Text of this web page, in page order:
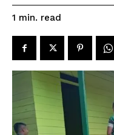
1 min. read